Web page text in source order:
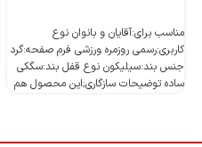
مناسب برای:آقایان و بانوان نوع
کاربری:رسمی روزمره ورزشی فرم صفحه:گرد
جنس بند:سیلیکون نوع قفل بند:سگکی
ساده توضیحات سازگاری;این محصول هم